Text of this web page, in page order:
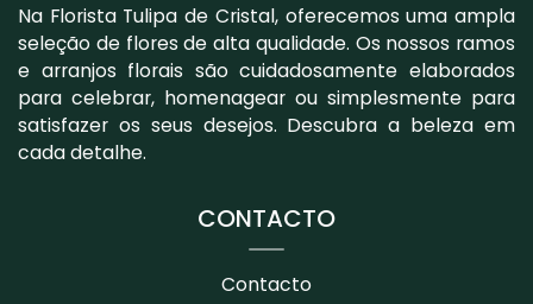
Na Florista Tulipa de Cristal, oferecemos uma ampla
seleção de flores de alta qualidade. Os nossos ramos
e arranjos florais são cuidadosamente elaborados
para celebrar, homenagear ou simplesmente para
satisfazer os seus desejos. Descubra a beleza em
cada detalhe.
CONTACTO
Contacto